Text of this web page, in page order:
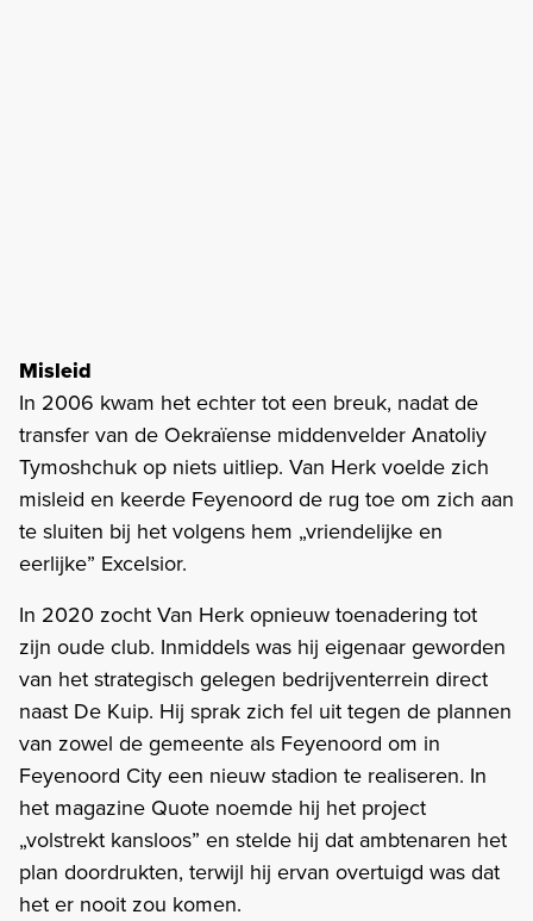
Misleid
In 2006 kwam het echter tot een breuk, nadat de
transfer van de Oekraïense middenvelder Anatoliy
Tymoshchuk op niets uitliep. Van Herk voelde zich
misleid en keerde Feyenoord de rug toe om zich aan
te sluiten bij het volgens hem „vriendelijke en
eerlijke” Excelsior.
In 2020 zocht Van Herk opnieuw toenadering tot
zijn oude club. Inmiddels was hij eigenaar geworden
van het strategisch gelegen bedrijventerrein direct
naast De Kuip. Hij sprak zich fel uit tegen de plannen
van zowel de gemeente als Feyenoord om in
Feyenoord City een nieuw stadion te realiseren. In
het magazine Quote noemde hij het project
„volstrekt kansloos” en stelde hij dat ambtenaren het
plan doordrukten, terwijl hij ervan overtuigd was dat
het er nooit zou komen.